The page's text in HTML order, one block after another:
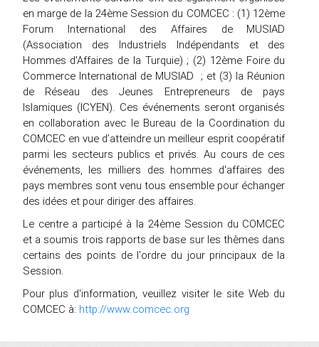
en marge de la 24ème Session du COMCEC : (1) 12ème
Forum International des Affaires de MUSIAD
(Association des Industriels Indépendants et des
Hommes d'Affaires de la Turquie) ; (2) 12ème Foire du
Commerce International de MUSIAD ; et (3) la Réunion
de Réseau des Jeunes Entrepreneurs de pays
Islamiques (ICYEN). Ces événements seront organisés
en collaboration avec le Bureau de la Coordination du
COMCEC en vue d’atteindre un meilleur esprit coopératif
parmi les secteurs publics et privés. Au cours de ces
événements, les milliers des hommes d'affaires des
pays membres sont venu tous ensemble pour échanger
des idées et pour diriger des affaires.
Le centre a participé à la 24ème Session du COMCEC
et a soumis trois rapports de base sur les thèmes dans
certains des points de l'ordre du jour principaux de la
Session.
Pour plus d'information, veuillez visiter le site Web du
COMCEC à: http://www.comcec.org